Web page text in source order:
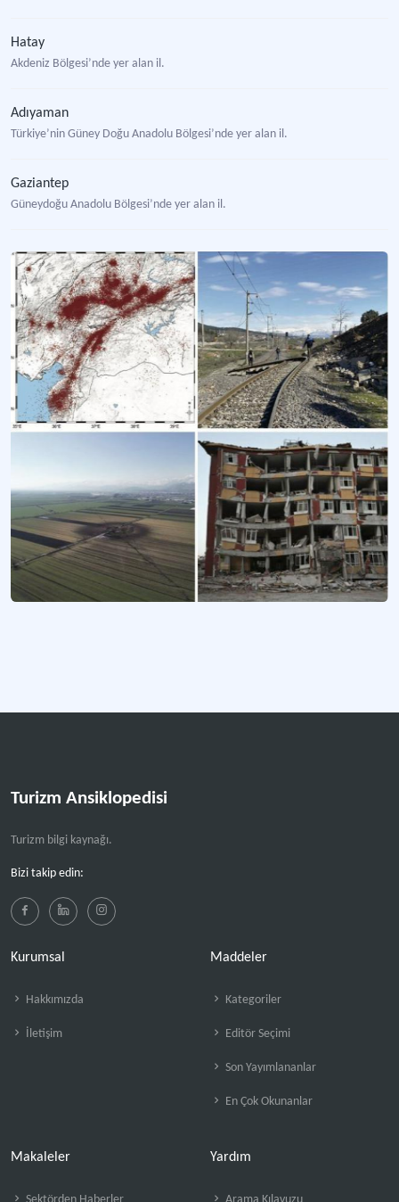
Hatay
Akdeniz Bölgesi’nde yer alan il.
Adıyaman
Türkiye’nin Güney Doğu Anadolu Bölgesi’nde yer alan il.
Gaziantep
Güneydoğu Anadolu Bölgesi’nde yer alan il.
Kahramanmaraş
Akdeniz Bölgesi’nde yer alan il.
Malatya
Doğu Anadolu Bölgesi’nde yer alan il.
Konaklama Sektörü
Turistlerin geçici şekilde konaklama, yeme-içme, kısmen eğlence ve diğer
Turizm Ansiklopedisi
Turizm bilgi kaynağı.
Bizi takip edin:
Kurumsal
Hakkımızda
İletişim
Maddeler
Kategoriler
Editör Seçimi
Son Yayımlananlar
En Çok Okunanlar
Makaleler Yardım